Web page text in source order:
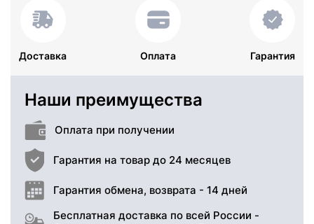
Доставка Оплата Гарантия
Наши преимущества
Оплата при получении
Гарантия на товар до 24 месяцев
Гарантия обмена, возврата - 14 дней
Бесплатная доставка по всей России -